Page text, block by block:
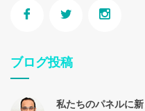
ブログ投稿
私たちのパネルに